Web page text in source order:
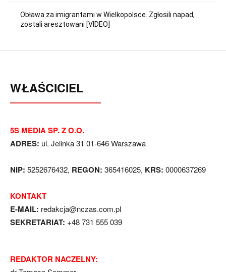
Obława za imigrantami w Wielkopolsce. Zgłosili napad,
zostali aresztowani [VIDEO]
WŁAŚCICIEL
5S MEDIA SP. Z O.O.
ADRES: ul. Jelinka 31 01-646 Warszawa
NIP: 5252676432, REGON: 365416025, KRS: 0000637269
KONTAKT
E-MAIL: redakcja@nczas.com.pl
SEKRETARIAT: +48 731 555 039
REDAKTOR NACZELNY: